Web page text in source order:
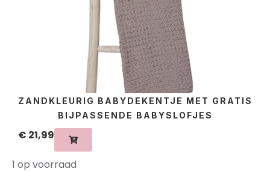
ZANDKLEURIG BABYDEKENTJE MET GRATIS
BIJPASSENDE BABYSLOFJES
€ 21,99
1 op voorraad